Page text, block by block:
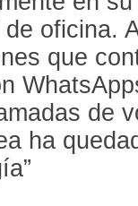
oficina.
que
de
ha